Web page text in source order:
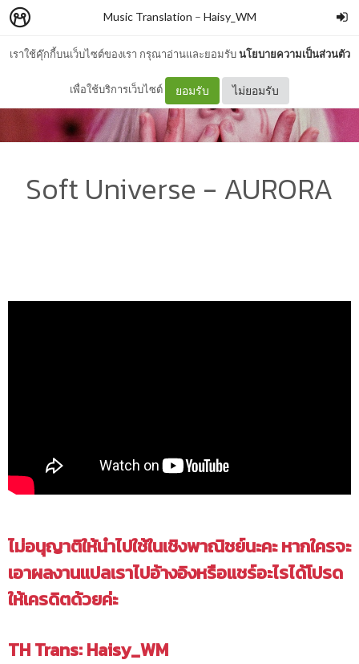
เราใช้คุ๊กกี้บนเว็บไซต์ของเรา กรุณาอ่านและยอมรับนโยบายความเป็นส่วนตัว
เพื่อใช้บริการเว็บไซต์ ยอมรับ ไม่ยอมรับ
Music Translation – Haisy_WM
Soft Universe - AURORA
ไม่อนุญาติให้นำไปใช้ในเชิงพาณิชย์นะคะ หากใครจะ
เอาผลงานแปลเราไปอ้างอิงหรือแชร์อะไรได้โปรด
ให้เครดิตด้วยค่ะ
TH Trans: Haisy_WM